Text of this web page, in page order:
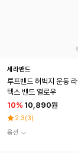
세라밴드
루프밴드 허벅지 운동 라
텍스 밴드 옐로우
10% 10,890원
2.3(3)
옵션